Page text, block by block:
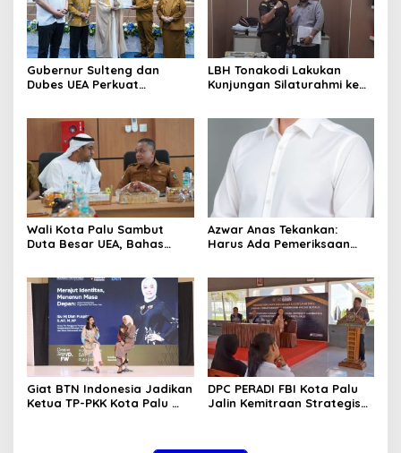
Gubernur Sulteng dan
Dubes UEA Perkuat
LBH Tonakodi Lakukan
Kunjungan Silaturahmi ke
Wali Kota Palu Sambut
Duta Besar UEA, Bahas
Azwar Anas Tekankan:
Harus Ada Pemeriksaan
Lokasi CPM
Giat BTN Indonesia Jadikan
Ketua TP-PKK Kota Palu
DPC PERADI FBI Kota Palu
Jalin Kemitraan Strategis